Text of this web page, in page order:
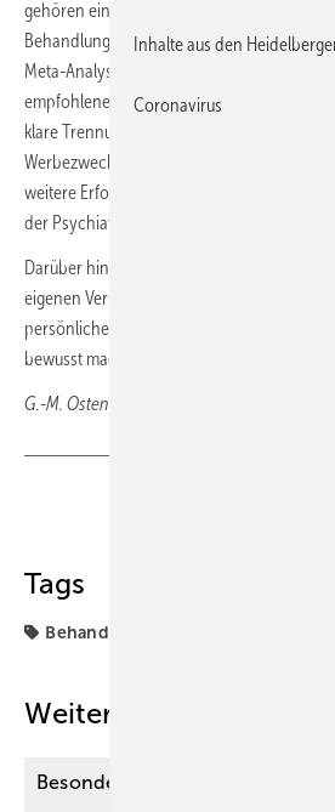
gehören eine ausgewogene Diskussion der
Behandlungen in der Literatur und in
Meta-Analysen, die Aufnahme von
empfohlenen Medikamenten in die
klare Trennung zwischen
Werbezwecken dienenden Maßnahmen in
weitere Erforschung der Faktoren, die das
der Psychiater beeinflussen.
Darüber hinaus bestehe die Notwendigkeit,
eigenen Verschreibungsgewohnheiten,
persönlichen und finanziellen Kosten von
bewusst machen, forderte Bauer.
G.-M. Ostendorf, Wiesbaden
Tags
Behandlung
Weitere Inhalte
Besondere Anforderungen der
Inhalte aus den
Coronavirus